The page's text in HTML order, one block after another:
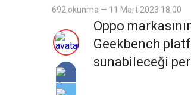
692 okunma — 11 Mart 2023 18:00
Oppo
Geekbench
sunabileceği